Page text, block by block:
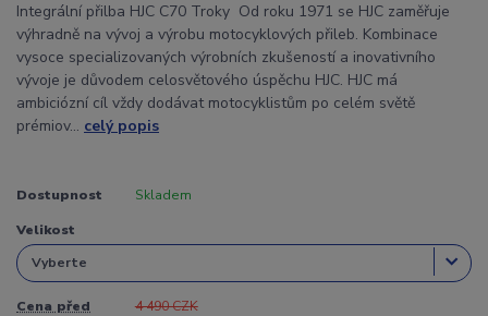
Integrální přilba HJC C70 Troky Od roku 1971 se HJC zaměřuje
výhradně na vývoj a výrobu motocyklových přileb. Kombinace
vysoce specializovaných výrobních zkušeností a inovativního
vývoje je důvodem celosvětového úspěchu HJC. HJC má
ambiciózní cíl vždy dodávat motocyklistům po celém světě
prémiov... celý popis
Dostupnost Skladem
Velikost
Cena před
4 490 CZK